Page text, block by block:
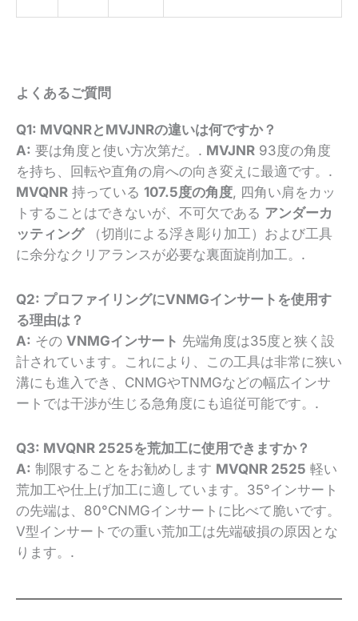
よくあるご質問
Q1: MVQNRとMVJNRの違いは何ですか？
A: 要は角度と使い方次第だ。. MVJNR 93度の角度
を持ち、回転や直角の肩への向き変えに最適です。.
MVQNR 持っている 107.5度の角度, 四角い肩をカッ
トすることはできないが、不可欠である アンダーカ
ッティング（切削による浮き彫り加工）および工具
に余分なクリアランスが必要な裏面旋削加工。.
Q2: プロファイリングにVNMGインサートを使用す
る理由は？
A: その VNMGインサート 先端角度は35度と狭く設
計されています。これにより、この工具は非常に狭い
溝にも進入でき、CNMGやTNMGなどの幅広インサ
ートでは干渉が生じる急角度にも追従可能です。.
Q3: MVQNR 2525を荒加工に使用できますか？
A: 制限することをお勧めします MVQNR 2525 軽い
荒加工や仕上げ加工に適しています。35°インサート
の先端は、80°CNMGインサートに比べて脆いです。
V型インサートでの重い荒加工は先端破損の原因とな
ります。.